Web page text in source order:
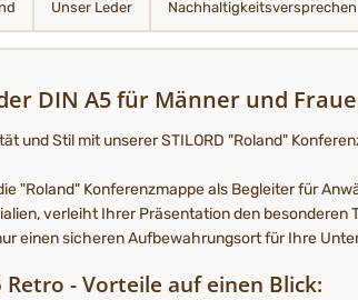
Unser Leder Nachhaltigkeits­­­versprechen
DIN A5 für Männer und
und Stil mit unserer STILORD "Roland"
"Roland" Konferenzmappe als Begleiter für
verleiht Ihrer Präsentation den besonderen
einen sicheren Aufbewahrungsort für Ihre
- Vorteile auf einen Blick: